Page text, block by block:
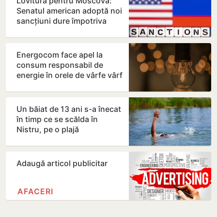
Senatul american adoptă noi
sancțiuni dure împotriva
Energocom face apel la
consum responsabil de
energie în orele de vârfe vârf
Un băiat de 13 ani s-a înecat
în timp ce se scălda în
Nistru, pe o plajă
Adaugă articol publicitar
AFACERI